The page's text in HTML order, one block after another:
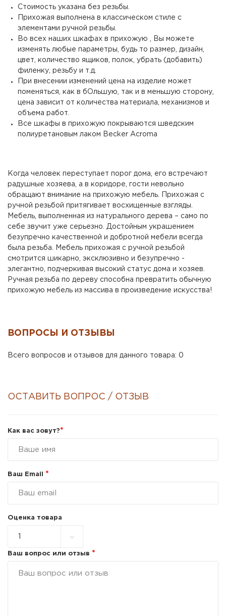
Стоимость указана без резьбы.
Прихожая выполнена в классическом стиле с
элементами ручной резьбы.
Во всех наших шкафах в прихожую , Вы можете
изменять любые параметры, будь то размер, дизайн,
цвет, количество ящиков, полок, убрать (добавить)
филенку, резьбу и т.д.
При внесении изменений цена на изделие может
поменяться, как в бОльшую, так и в меньшую сторону,
цена зависит от количества материала, механизмов и
объема работ.
Все шкафы в прихожую покрываются шведским
полиуретановым лаком Becker Acroma
Когда человек переступает порог дома, его встречают
радушные хозяева, а в коридоре, гости невольно
обращают внимание на прихожую мебель. Прихожая с
ручной резьбой притягивает восхищенные взгляды.
Мебель, выполненная из натурального дерева – само по
себе звучит уже серьезно. Достойным украшением
безупречно качественной и добротной мебели всегда
была резьба. Мебель прихожая с ручной резьбой
смотрится шикарно, эксклюзивно и безупречно -
элегантно, подчеркивая высокий статус дома и хозяев.
Ручная резьба по дереву способна превратить обычную
прихожую мебель из массива в произведение искусства!
ВОПРОСЫ И ОТЗЫВЫ
Всего вопросов и отзывов для данного товара: 0
ОСТАВИТЬ ВОПРОС / ОТЗЫВ
Как вас зовут?*
Ваш Email *
Оценка товара
Ваш вопрос или отзыв *